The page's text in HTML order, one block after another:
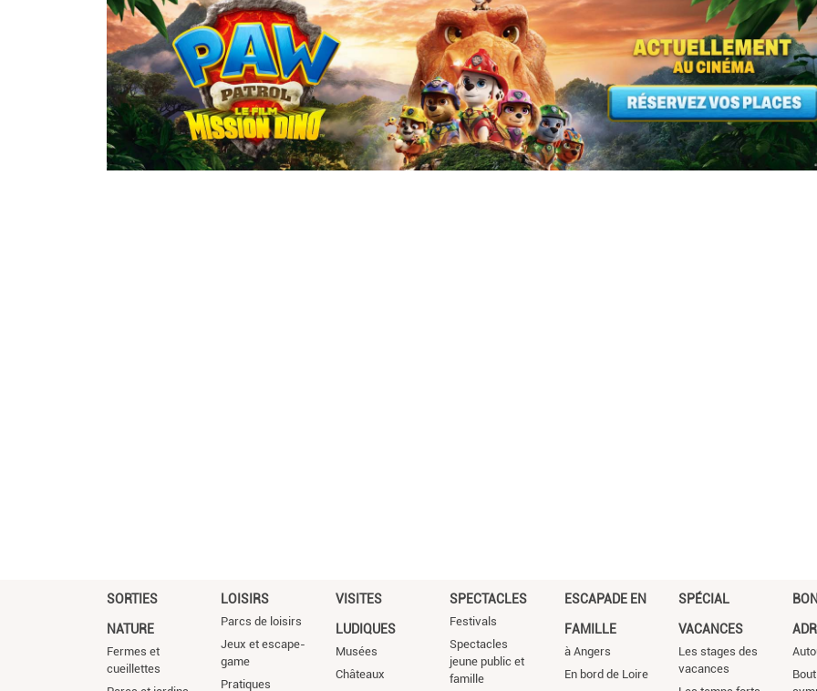
SORTIES
NATURE
Fermes et
cueillettes
LOISIRS
Parcs de loisirs
Jeux et escape-
game
Pratiques
VISITES
LUDIQUES
Musées
Châteaux
SPECTACLES
Festivals
Spectacles
jeune public et
famille
ESCAPADE EN
FAMILLE
à Angers
En bord de Loire
SPÉCIAL
VACANCES
Les stages des
vacances